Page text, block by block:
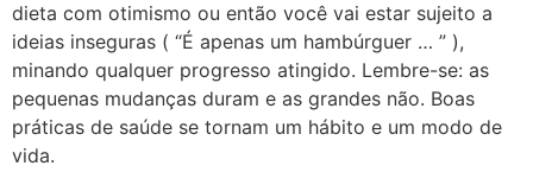
dieta com otimismo ou então você vai estar sujeito a
ideias inseguras ( “É apenas um hambúrguer … ” ),
minando qualquer progresso atingido. Lembre-se: as
pequenas mudanças duram e as grandes não. Boas
práticas de saúde se tornam um hábito e um modo de
vida.